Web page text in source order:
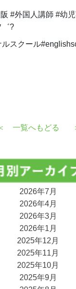
#外国人講師 #幼
゛?
スクール
一覧へもどる
2026年7月
2026年4月
2026年3月
2026年1月
2025年12月
2025年11月
2025年10月
2025年9月